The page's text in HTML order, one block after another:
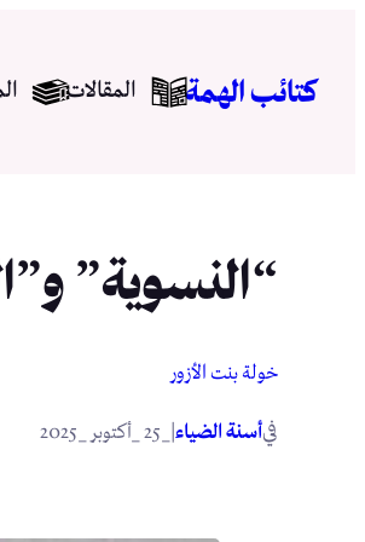
المحتوىكتائب الهمة المقالات
“النسوية”
خولة بنت الأزور
فيأسنة الضياء